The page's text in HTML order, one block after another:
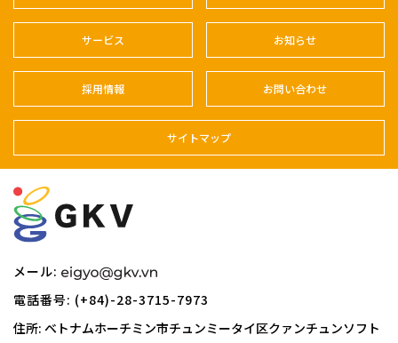
サービス お知らせ
採用情報 お問い合わせ
サイトマップ
メール:
電話番号: (+84)-28-3715-7973
住所: ベトナムホーチミン市チュンミータイ区クァンチュンソフト